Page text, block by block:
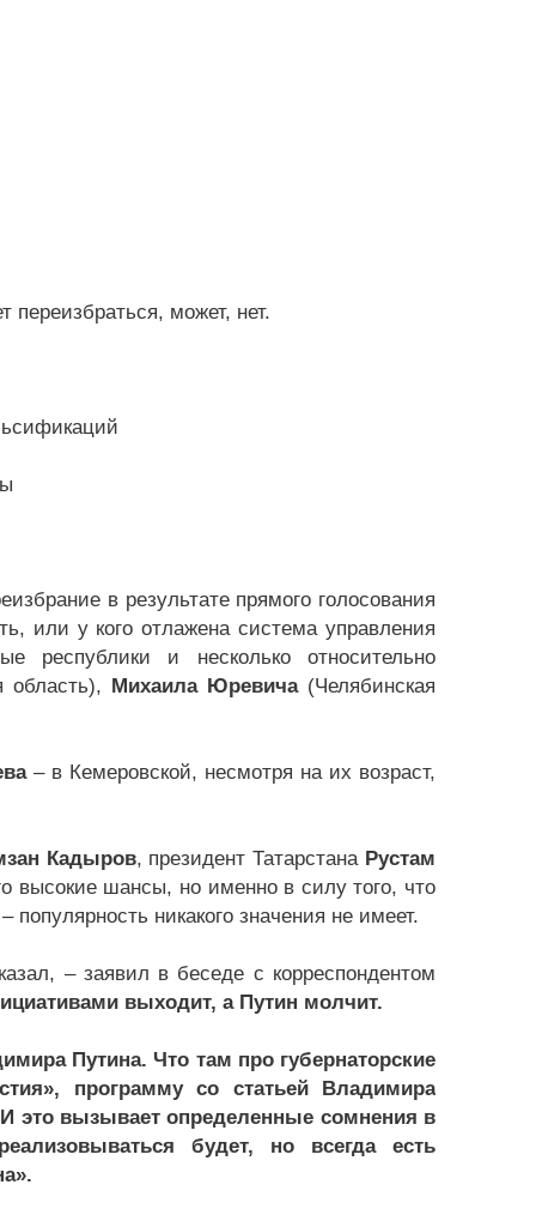
может, нет.
в результате прямого голосования
или у кого отлажена система управления
республики и несколько относительно
область), Михаила Юревича(Челябинская
– в Кемеровской, несмотря на их возраст,
Кадыров, президент Татарстана Рустам
высокие шансы, но именно в силу того, что
никакого значения не имеет.
– заявил в беседе с корреспондентом
выходит, а Путин молчит.
Путина. Что там про губернаторские
программу со статьей Владимира
это вызывает определенные сомнения в
будет, но всегда есть